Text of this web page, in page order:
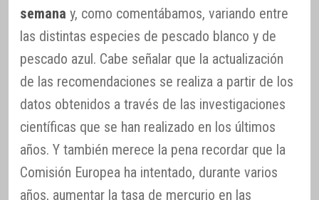
semana y, como comentábamos, variando entre
las distintas especies de pescado blanco y de
pescado azul. Cabe señalar que la actualización
de las recomendaciones se realiza a partir de los
datos obtenidos a través de las investigaciones
científicas que se han realizado en los últimos
años. Y también merece la pena recordar que la
Comisión Europea ha intentado, durante varios
años, aumentar la tasa de mercurio en las